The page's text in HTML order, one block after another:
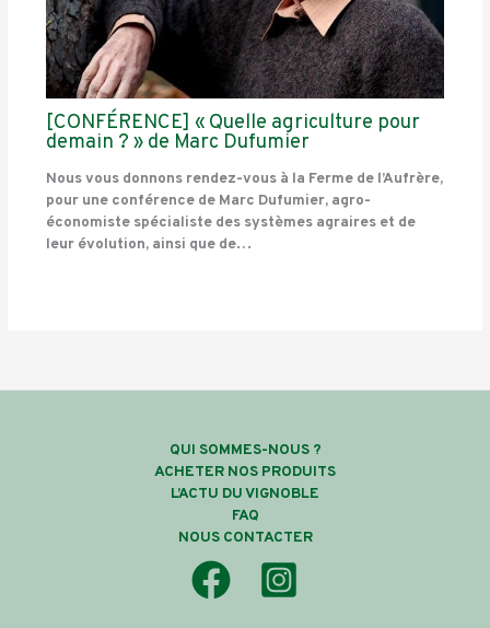
[CONFÉRENCE] « Quelle agriculture pour
demain ? » de Marc Dufumier
Nous vous donnons rendez-vous à la Ferme de l’Aufrère,
pour une conférence de Marc Dufumier, agro-
économiste spécialiste des systèmes agraires et de
leur évolution, ainsi que de…
QUI SOMMES-NOUS ?
ACHETER NOS PRODUITS
L’ACTU DU VIGNOBLE
FAQ
NOUS CONTACTER